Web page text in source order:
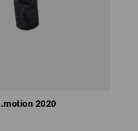
2020